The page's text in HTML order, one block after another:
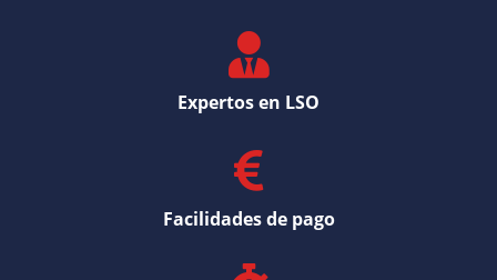
Expertos en LSO
Facilidades de pago